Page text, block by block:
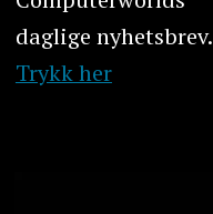
daglige nyhetsbrev.
Trykk her